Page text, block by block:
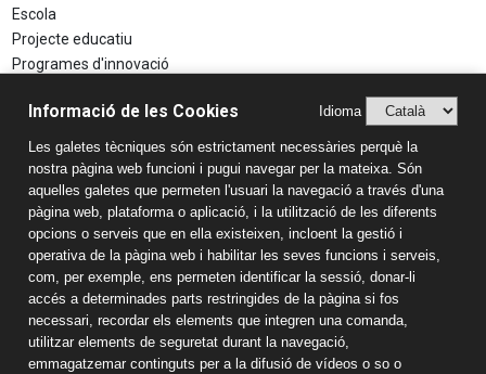
Escola
Projecte educatiu
Programes d'innovació
Aspectes Legals
Avís Legal
Política de Privacitat
Sistema Intern d’Informació (SIIF)
Estudis
Llar d'infants
Educació Infantil
Educació Primària
Educació Secundària
Batxillerat
Informació de les Cookies Idioma
Les galetes tècniques són estrictament necessàries perquè la
nostra pàgina web funcioni i pugui navegar per la mateixa. Són
aquelles galetes que permeten l'usuari la navegació a través d'una
pàgina web, plataforma o aplicació, i la utilització de les diferents
opcions o serveis que en ella existeixen, incloent la gestió i
operativa de la pàgina web i habilitar les seves funcions i serveis,
com, per exemple, ens permeten identificar la sessió, donar-li
accés a determinades parts restringides de la pàgina si fos
necessari, recordar els elements que integren una comanda,
utilitzar elements de seguretat durant la navegació,
emmagatzemar continguts per a la difusió de vídeos o so o